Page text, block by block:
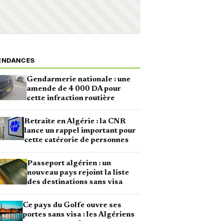
Gendarmerie nationale : une
amende de 4 000 DA pour
cette infraction routière
Retraite en Algérie : la CNR
lance un rappel important pour
cette catérorie de personnes
Passeport algérien : un
nouveau pays rejoint la liste
des destinations sans visa
Ce pays du Golfe ouvre ses
portes sans visa : les Algériens